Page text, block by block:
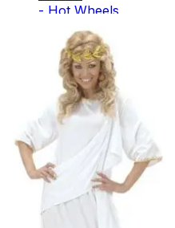
- Hot Wheels
- Sam, a
tűzoltó
- Stich
- Macskanő
- Harlequin
- Addams
Family
- Batman
- Robin Hood
- Pán Péter
- Super Mario
- Flash
- Hulk